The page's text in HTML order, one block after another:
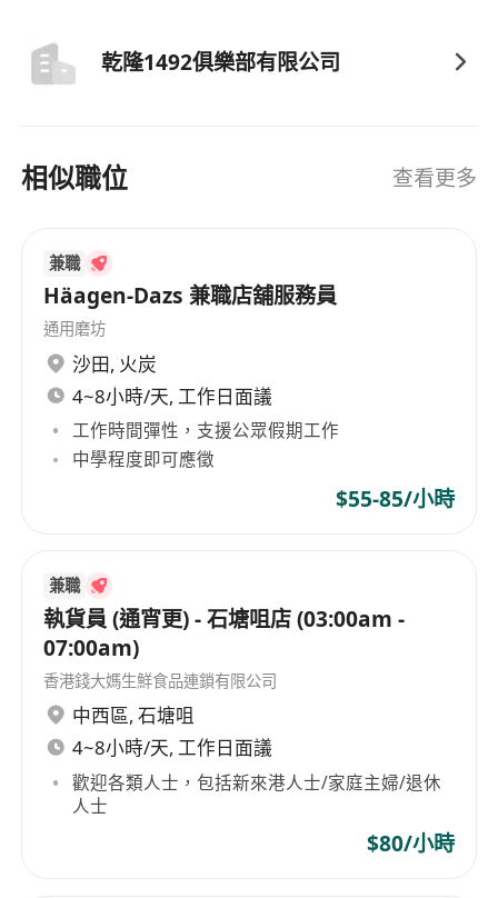
乾隆1492俱樂部有限公司
相似職位 查看更多
兼職
Häagen-Dazs 兼職店舖服務員
通用磨坊
沙田, 火炭
4~8小時/天, 工作日面議
工作時間彈性，支援公眾假期工作
中學程度即可應徵
$55-85/小時
兼職
執貨員 (通宵更) - 石塘咀店 (03:00am -
07:00am)
香港錢大媽生鮮食品連鎖有限公司
中西區, 石塘咀
4~8小時/天, 工作日面議
歡迎各類人士，包括新來港人士/家庭主婦/退休
人士
$80/小時